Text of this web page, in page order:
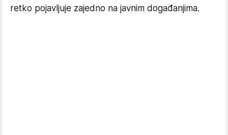
retko pojavljuje zajedno na javnim događanjima.